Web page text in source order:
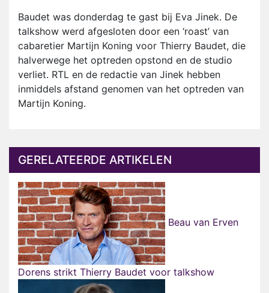
Baudet was donderdag te gast bij Eva Jinek. De
talkshow werd afgesloten door een ‘roast’ van
cabaretier Martijn Koning voor Thierry Baudet, die
halverwege het optreden opstond en de studio
verliet. RTL en de redactie van Jinek hebben
inmiddels afstand genomen van het optreden van
Martijn Koning.
GERELATEERDE ARTIKELEN
Beau van Erven
Dorens strikt Thierry Baudet voor talkshow